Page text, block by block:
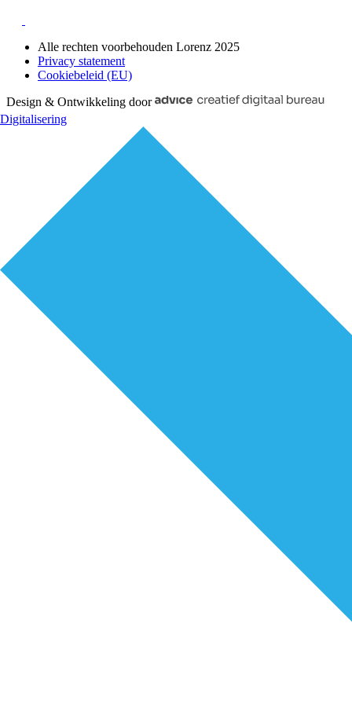
Digitalisering
Alle rechten voorbehouden Lorenz 2025
Privacy statement
Cookiebeleid (EU)
Design & Ontwikkeling door